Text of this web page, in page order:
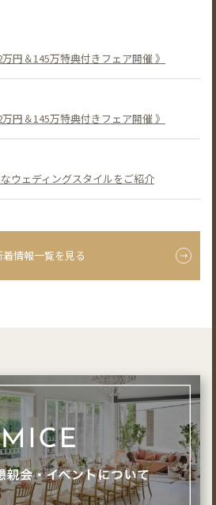
円＆145万特典付きフェア開催 》
円＆145万特典付きフェア開催 》
ウェディングスタイルをご紹介
着情報一覧を見る